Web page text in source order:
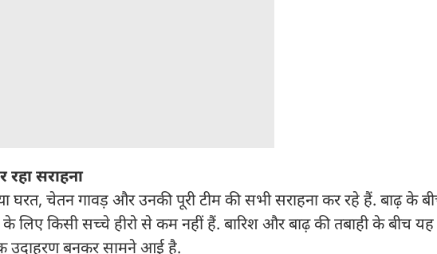
सराहना
घरत, चेतन गावड़ और उनकी पूरी टीम की सभी सराहना कर रहे हैं. बाढ़ के
किसी सच्चे हीरो से कम नहीं हैं. बारिश और बाढ़ की तबाही के बीच यह
उदाहरण बनकर सामने आई है.